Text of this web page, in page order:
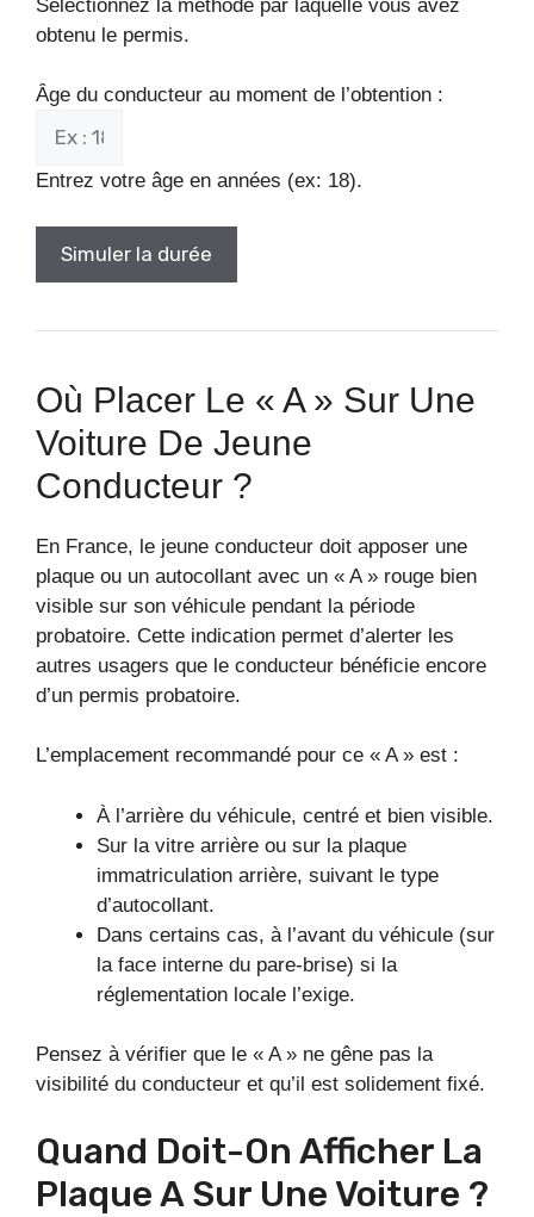
Sélectionnez la méthode par laquelle vous avez
obtenu le permis.
Âge du conducteur au moment de l’obtention :
Entrez votre âge en années (ex: 18).
Simuler la durée
Où Placer Le « A » Sur Une
Voiture De Jeune
Conducteur ?
En France, le jeune conducteur doit apposer une
plaque ou un autocollant avec un « A » rouge bien
visible sur son véhicule pendant la période
probatoire. Cette indication permet d’alerter les
autres usagers que le conducteur bénéficie encore
d’un permis probatoire.
L’emplacement recommandé pour ce « A » est :
À l’arrière du véhicule, centré et bien visible.
Sur la vitre arrière ou sur la plaque
immatriculation arrière, suivant le type
d’autocollant.
Dans certains cas, à l’avant du véhicule (sur
la face interne du pare-brise) si la
réglementation locale l’exige.
Pensez à vérifier que le « A » ne gêne pas la
visibilité du conducteur et qu’il est solidement fixé.
Quand Doit-On Afficher La
Plaque A Sur Une Voiture ?